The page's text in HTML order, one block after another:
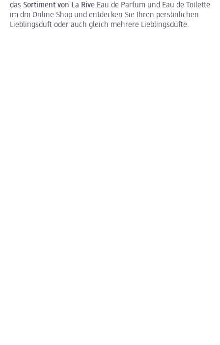
das Sortiment von La Rive Eau de Parfum und Eau de Toilette
im dm Online Shop und entdecken Sie Ihren persönlichen
Lieblingsduft oder auch gleich mehrere Lieblingsdüfte.